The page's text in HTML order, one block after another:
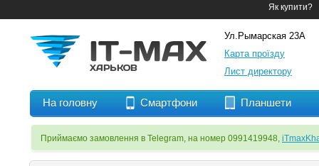
Як купити?
Ул.Рымарская 23А
Карта проїзду
Лист директору
На головну Смартфони Планшети
Приймаємо замовлення в Telegram, на номер 0991419948,